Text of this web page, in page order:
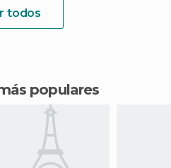
todos
populares